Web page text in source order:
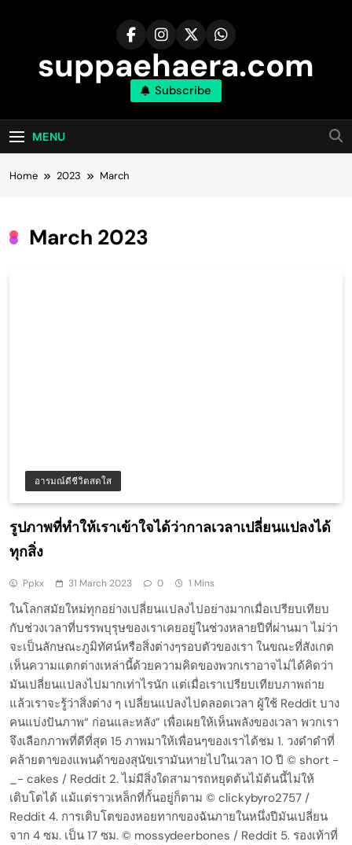
suppaehaera.com
Subscribe
MENU
Home 2023 March
March 2023
อารมณ์ดีชีวิตสดใส
รูปภาพที่ทำให้เราเข้าใจได้ว่ากาลเวลาเปลี่ยนแปลงได้
ทุกสิ่ง
Ppkx 31 March 2023 0 1 Mins
ในโลกสมัยใหม่ทุกอย่างเปลี่ยนแปลงไปอย่างมากเมื่อเปรียบเทียบ
กับช่วงเวลาที่บรรพบุรุษของเราเคยอยู่ในช่วงหลายปีที่ผ่านมา ไม่ว่า
จะเป็นลักษณะภูมิทัศน์หรือสิ่งต่างๆรอบตัวของเรา ในขณะที่สังเกต
เห็นความแตกต่างเหล่านี้ด้วยความคิดของพวกเราอาจไม่ได้คิดว่า
มันเปลี่ยนแปลงไปมากเท่าไรนัก แต่เมื่อเราเปรียบเทียบภาพถ่าย
แล้วเราจะรู้ว่าสิ่งต่าง ๆ เปลี่ยนแปลงไปตลอดเวลา ผู้ใช้ Reddit บาง
คนแบ่งปันภาพ“ ก่อนและหลัง” เพื่อเผยให้เห็นพลังของเวลา พวกเรา
จึงเลือกภาพที่ดีที่สุด 15 ภาพมาให้เพื่อนๆของเราได้ชม 1. วงดำดำที่
คล้ายตาของแพนด้าของสุนัขเรามันหายไปในเวลา 10 ปี © short -
_- cakes / Reddit 2. ไม่มีสิ่งใดสามารถหยุดต้นไม้ต้นนี้ไม่ให้
เติบโตได้ แม้แต่ราวเหล็กที่กั้นอยู่ก็ตาม © clickybyro2757 /
Reddit 4. การเติบโตของหอยทากของฉันภายในหนึ่งปีมันเปลี่ยน
จาก 4 ซม. เป็น 17 ซม. © mossydeerbones / Reddit 5. รองเท้าที่